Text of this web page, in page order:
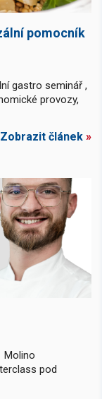
pomocník
gastro seminář ,
provozy,
Zobrazit článek »
Molino
pod